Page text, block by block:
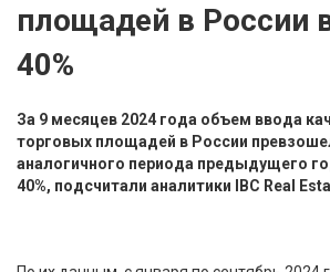
площадей в России
40%
За 9 месяцев 2024 года объем ввода
торговых площадей в России
аналогичного периода предыдущего
40%, подсчитали аналитики IBC Real